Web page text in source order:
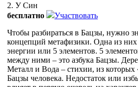
2. У Син
бесплатно
Участвовать
Чтобы разбираться в Бацзы, нужно
концепций метафизики. Одна из
энергии или 5 элементов. 5
между ними – это азбука Бацзы.
Металл и Вода – стихии, из которых
Бацзы человека. Недостаток или